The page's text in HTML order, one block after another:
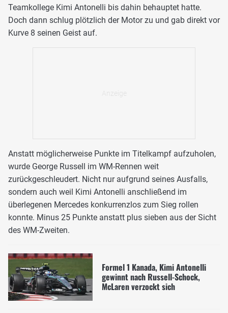
Teamkollege Kimi Antonelli bis dahin behauptet hatte.
Doch dann schlug plötzlich der Motor zu und gab direkt vor
Kurve 8 seinen Geist auf.
Anstatt möglicherweise Punkte im Titelkampf aufzuholen,
wurde George Russell im WM-Rennen weit
zurückgeschleudert. Nicht nur aufgrund seines Ausfalls,
sondern auch weil Kimi Antonelli anschließend im
überlegenen Mercedes konkurrenzlos zum Sieg rollen
konnte. Minus 25 Punkte anstatt plus sieben aus der Sicht
des WM-Zweiten.
Formel 1 Kanada, Kimi Antonelli
gewinnt nach Russell-Schock,
McLaren verzockt sich